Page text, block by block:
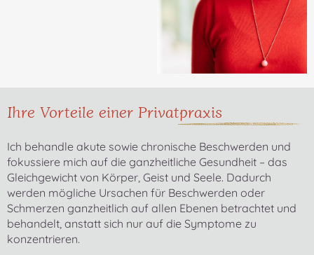
Ihre Vorteile einer Privatpraxis
Ich behandle akute sowie chronische Beschwerden und
fokussiere mich auf die ganzheitliche Gesundheit – das
Gleichgewicht von Körper, Geist und Seele. Dadurch
werden mögliche Ursachen für Beschwerden oder
Schmerzen ganzheitlich auf allen Ebenen betrachtet und
behandelt, anstatt sich nur auf die Symptome zu
konzentrieren.